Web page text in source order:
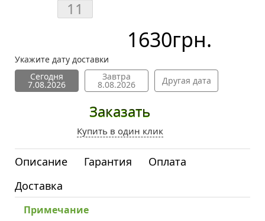
1630грн.
Укажите дату доставки
Сегодня
7.08.2026
Завтра
8.08.2026 Другая дата
Заказать
Купить в один клик
Описание Гарантия
Оплата
Доставка
Примечание